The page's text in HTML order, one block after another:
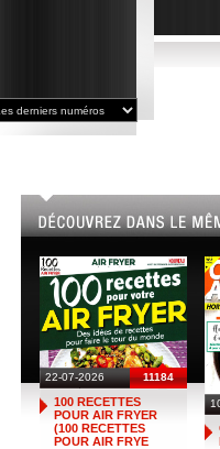
22-07-2026 11184
100 RECETTES
POUR AIR FRYER
(100 RECETTES
POUR AIR FRYE